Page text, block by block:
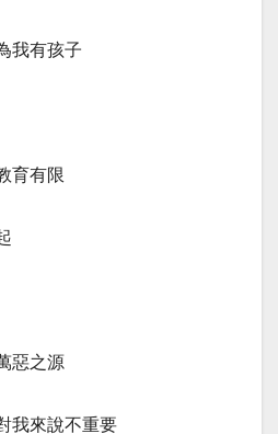
我有孩子
育有限
惡之源
我來說不重要